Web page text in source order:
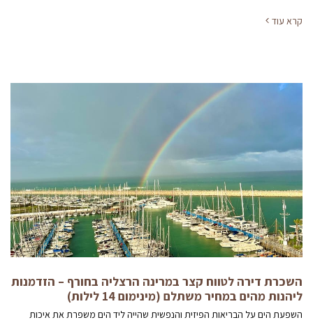
קרא עוד
השכרת דירה לטווח קצר במרינה הרצליה בחורף – הזדמנות
ליהנות מהים במחיר משתלם (מינימום 14 לילות)
השפעת הים על הבריאות הפיזית והנפשית שהייה ליד הים משפרת את איכות